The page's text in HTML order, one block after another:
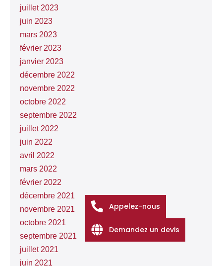
juillet 2023
juin 2023
mars 2023
février 2023
janvier 2023
décembre 2022
novembre 2022
octobre 2022
septembre 2022
juillet 2022
juin 2022
avril 2022
mars 2022
février 2022
décembre 2021
novembre 2021
octobre 2021
septembre 2021
juillet 2021
juin 2021
Appelez-nous
Demandez un devis